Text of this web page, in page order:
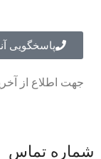
پاسخگویی
جهت اطلاع از
شماره تماس